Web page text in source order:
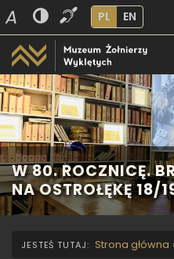
A PL EN
W 80. ROCZNICĘ.
NA OSTROŁĘKĘ 18/
Strona główna ›